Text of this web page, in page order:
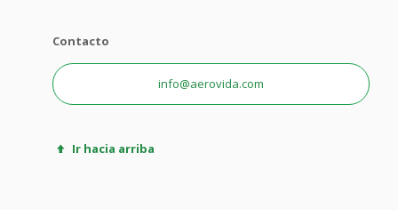
Contacto
info@aerovida.com
Ir hacia arriba